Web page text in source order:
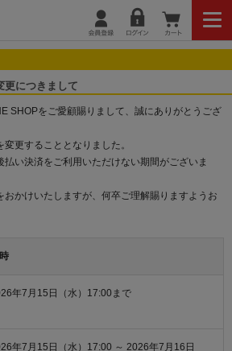
更につきまして
SHOPをご愛顧賜りまして、誠にありがとうござ
更することとなりました。
い決済をご利用いただけない期間がございま
おかけいたしますが、何卒ご理解賜りますようお
年7月15日（水）17:00まで
年7月15日（水）17:00 ～ 2026年7月16日